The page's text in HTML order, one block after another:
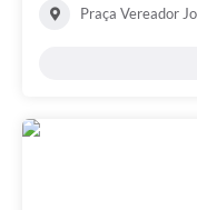
Praça Vereador